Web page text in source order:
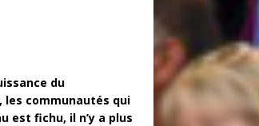
du
les communautés qui
est fichu, il n’y a plus